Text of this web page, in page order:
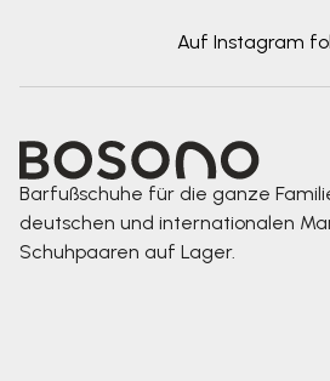
Auf Instagram
Barfußschuhe für die ganze
deutschen und internationalen
Schuhpaaren auf Lager.